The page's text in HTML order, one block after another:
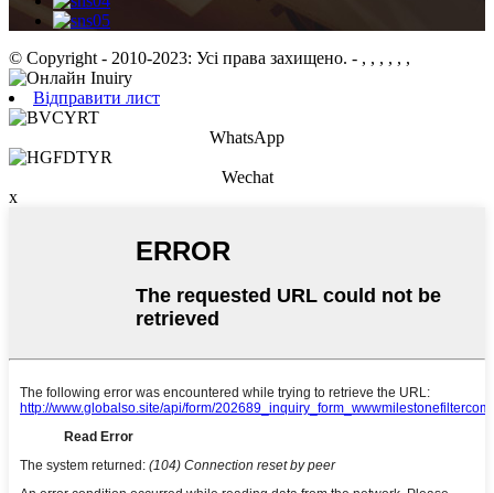
© Copyright - 2010-2023: Усі права захищено. - , , , , , ,
Відправити лист
WhatsApp
Wechat
x